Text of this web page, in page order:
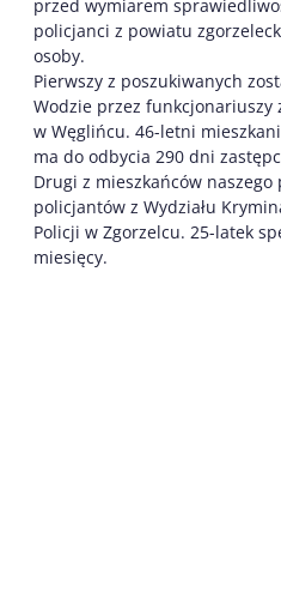
przed wymiarem
policjanci z powiatu
osoby.
Pierwszy z poszukiwanych
Wodzie przez funkcjonariuszy
w Węglińcu. 46-letni
ma do odbycia 290 dni
Drugi z mieszkańców
policjantów z Wydziału
Policji w Zgorzelcu. 25-latek
miesięcy.